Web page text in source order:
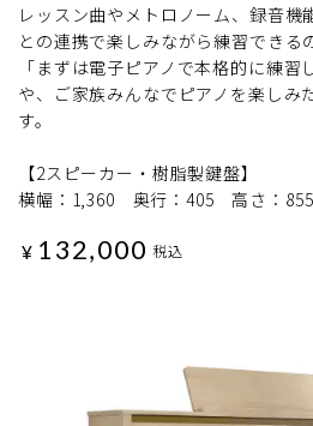
レッスン曲やメトロノーム、録音機
との連携で楽しみながら練習できる
「まずは電子ピアノで本格的に練習
や、ご家族みんなでピアノを楽しみ
す。
【2スピーカー・樹脂製鍵盤】
横幅：1,360 奥行：405 高さ：
¥ 132,000 税込